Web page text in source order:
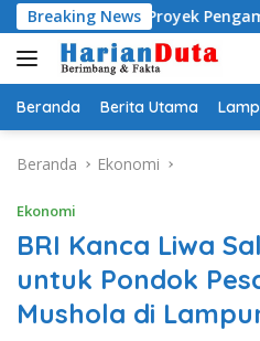
Langsung
ke
konten
Breaking News
Proyek Pengaman
Beranda Berita Utama
Beranda Ekonomi
Ekonomi
BRI Kanca Liwa
untuk Pondok
Mushola di